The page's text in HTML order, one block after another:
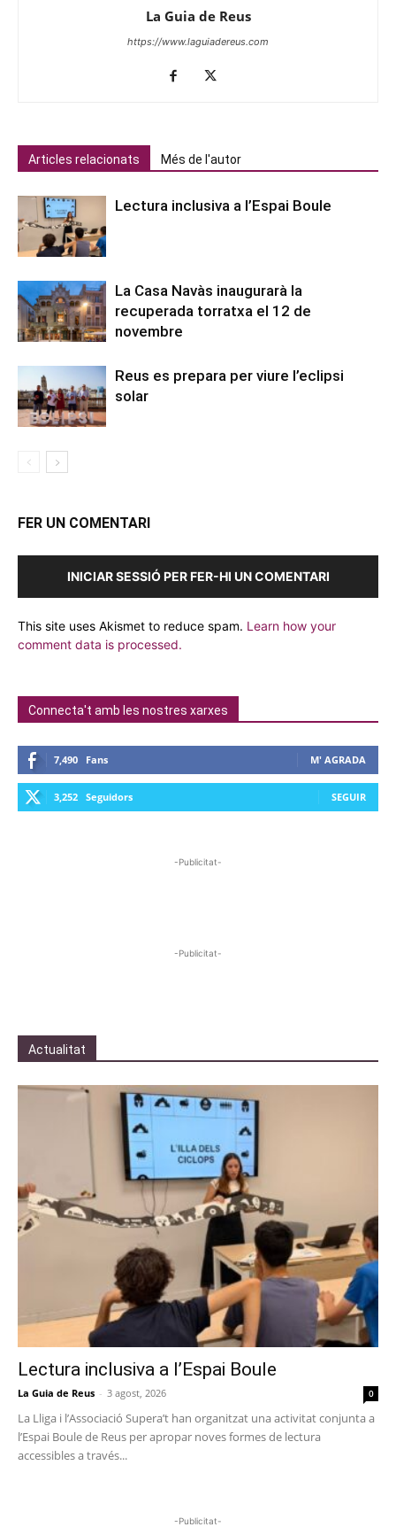
La Guia de Reus
https://www.laguiadereus.com
Articles relacionats Més de l'autor
Lectura inclusiva a l’Espai Boule
La Casa Navàs inaugurarà la
recuperada torratxa el 12 de
novembre
Reus es prepara per viure l’eclipsi
solar
FER UN COMENTARI
INICIAR SESSIÓ PER FER-HI UN COMENTARI
This site uses Akismet to reduce spam. Learn how your
comment data is processed.
Connecta't amb les nostres xarxes
7,490 Fans M' AGRADA
3,252 Seguidors SEGUIR
-Publicitat-
-Publicitat-
Actualitat
Lectura inclusiva a l’Espai Boule
La Guia de Reus - 3 agost, 2026 0
La Lliga i l’Associació Supera’t han organitzat una activitat conjunta a
l’Espai Boule de Reus per apropar noves formes de lectura
accessibles a través...
-Publicitat-